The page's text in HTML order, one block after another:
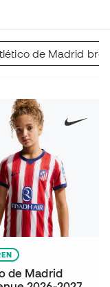
de Madrid
de Madrid